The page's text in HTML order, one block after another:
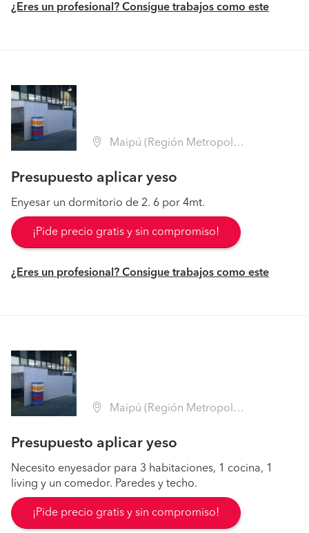
¿Eres un profesional? Consigue trabajos como este
Maipú (Región Metropolitana - Santiago)
Presupuesto aplicar yeso
Enyesar un dormitorio de 2. 6 por 4mt.
¡Pide precio gratis y sin compromiso!
¿Eres un profesional? Consigue trabajos como este
Maipú (Región Metropolitana - Santiago)
Presupuesto aplicar yeso
Necesito enyesador para 3 habitaciones, 1 cocina, 1
living y un comedor. Paredes y techo.
¡Pide precio gratis y sin compromiso!